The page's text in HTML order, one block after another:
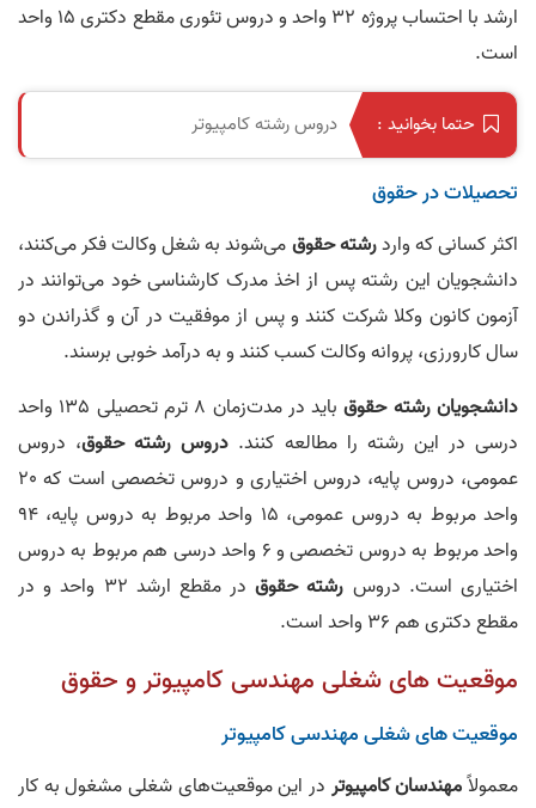
ارشد با احتساب پروژه 32 واحد و دروس تئوری مقطع دکتری 15 واحد
است.
حتما بخوانید : دروس رشته کامپیوتر
تحصیلات در حقوق
اکثر کسانی که واردرشته‌حقوقمی‌شوند به شغل وکالت فکر می‌کنند،
دانشجویان این رشته پس از اخذ مدرک کارشناسی خود می‌توانند در
آزمون کانون وکلا شرکت کنند و پس از موفقیت در آن و گذراندن دو
سال کارورزی، پروانه‌ وکالت کسب کنند و به درآمد خوبی برسند.
دانشجویان رشته‌حقوق
باید در مدت‌زمان 8 ترم تحصیلی 135 واحد
درسی در این رشته را مطالعه کنند. دروس رشته‌حقوق، دروس
عمومی، دروس پایه، دروس اختياری و دروس تخصصی است که 20
واحد مربوط به دروس عمومی، 15 واحد مربوط به دروس پایه، 94
واحد مربوط به دروس تخصصی و 6 واحد درسی هم مربوط به دروس
اختیاری است. دروس رشته‌حقوق
در مقطع ارشد 32 واحد و در
مقطع دکتری هم 36 واحد است.
موقعيت‌ های شغلی مهندسی کامپيوتر و حقوق
موقعيت‌ های شغلی مهندسی کامپيوتر
معمولاًمهندسان کامپیوتر در این موقعیت‌های شغلی مشغول به کار